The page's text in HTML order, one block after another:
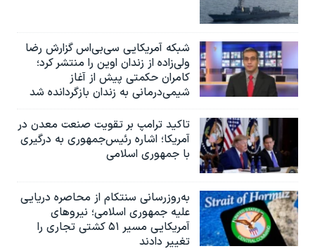
شبکه آمریکایی سی‌بی‌‌اس گزارش رضا
ولی‌زاده از زندان اوین را منتشر کرد؛
کامران حکمتی پیش از آغاز
شیمی‌درمانی به زندان بازگردانده شد
تاکید ترامپ بر تقویت صنعت معدن در
آمریکا؛ اشاره رئیس‌جمهوری به درگیری
با جمهوری اسلامی
به‌روزرسانی سنتکام از محاصره دریایی
علیه جمهوری اسلامی؛ نیروهای
آمریکایی مسیر ۵۱ کشتی تجاری را
تغییر دادند